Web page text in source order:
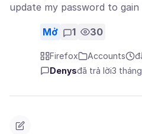
update my password to
Mở 1 30
Firefox Accounts
Denysđã trả lời3